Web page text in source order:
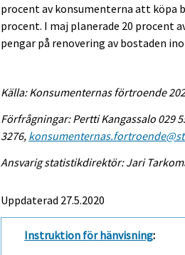
procent av konsumenterna att köpa
procent. I maj planerade 20 procent
pengar på renovering av bostaden
Källa: Konsumenternas förtroende
Förfrågningar: Pertti Kangassalo 029
3276,
Ansvarig statistikdirektör: Jari
Uppdaterad 27.5.2020
Instruktion för hänvisning: